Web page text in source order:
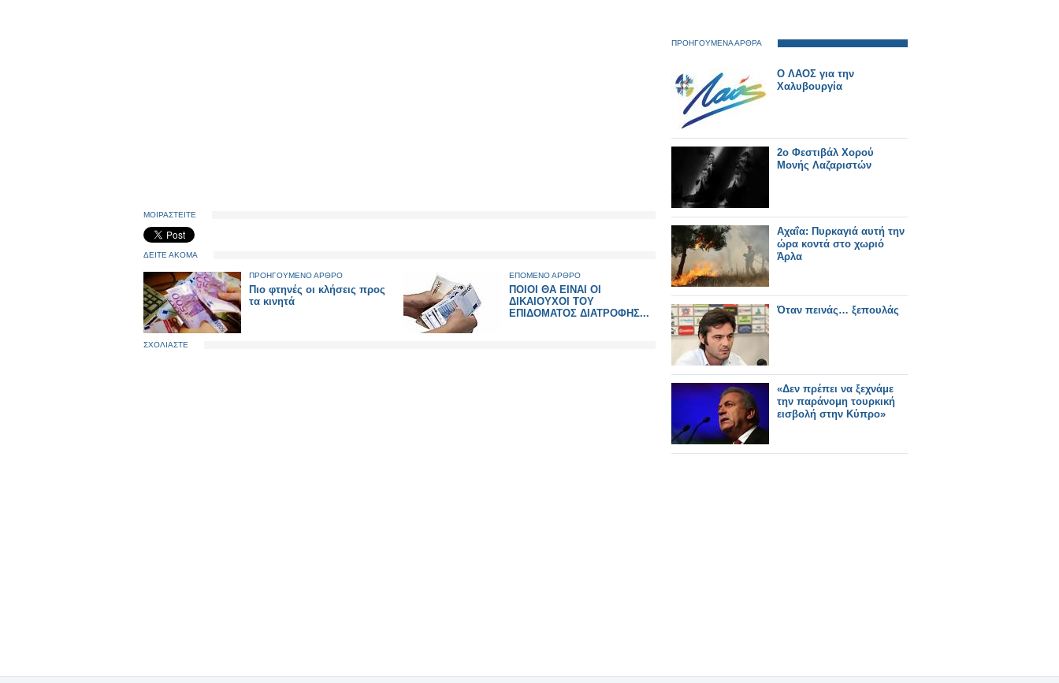
ΜΟΙΡΑΣΤΕΙΤΕ
ΔΕΙΤΕ ΑΚΟΜΑ
ΠΡΟΗΓΟΥΜΕΝΟ ΑΡΘΡΟ
Πιο φτηνές οι κλήσεις προς
τα κινητά
ΕΠΟΜΕΝΟ ΑΡΘΡΟ
ΠΟΙΟΙ ΘΑ ΕΙΝΑΙ ΟΙ
ΔΙΚΑΙΟΥΧΟΙ ΤΟΥ
ΕΠΙΔΟΜΑΤΟΣ ΔΙΑΤΡΟΦΗΣ...
ΣΧΟΛΙΑΣΤΕ
ΠΡΟΗΓΟΥΜΕΝΑ ΑΡΘΡΑ
Ο ΛΑΟΣ για την
Χαλυβουργία
2ο Φεστιβάλ Χορού
Μονής Λαζαριστών
Αχαΐα: Πυρκαγιά αυτή την
ώρα κοντά στο χωριό
Άρλα
Όταν πεινάς… ξεπουλάς
«Δεν πρέπει να ξεχνάμε
την παράνομη τουρκική
εισβολή στην Κύπρο»